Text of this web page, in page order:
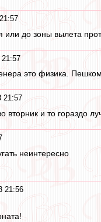
или до зоны вылета
21:57
это физика.
21:57
и то гораздо
неинтересно
21:56